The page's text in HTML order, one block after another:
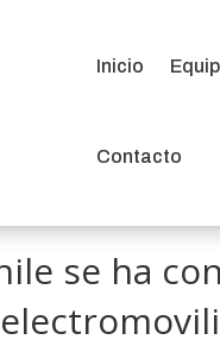
Inicio
Contacto
se ha